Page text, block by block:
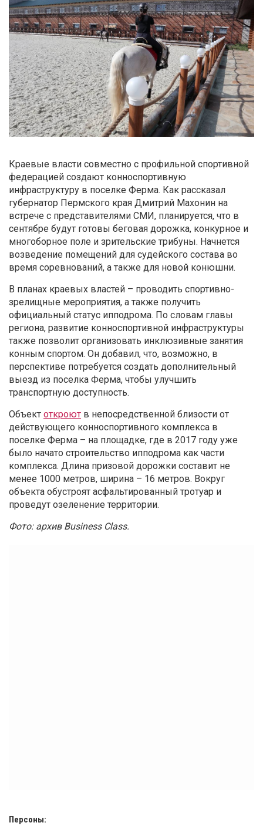
Краевые власти совместно с профильной спортивной
федерацией создают конноспортивную
инфраструктуру в поселке Ферма. Как рассказал
губернатор Пермского края Дмитрий Махонин на
встрече с представителями СМИ, планируется, что в
сентябре будут готовы беговая дорожка, конкурное и
многоборное поле и зрительские трибуны. Начнется
возведение помещений для судейского состава во
время соревнований, а также для новой конюшни.
В планах краевых властей – проводить спортивно-
зрелищные мероприятия, а также получить
официальный статус ипподрома. По словам главы
региона, развитие конноспортивной инфраструктуры
также позволит организовать инклюзивные занятия
конным спортом. Он добавил, что, возможно, в
перспективе потребуется создать дополнительный
выезд из поселка Ферма, чтобы улучшить
транспортную доступность.
Объект откроют в непосредственной близости от
действующего конноспортивного комплекса в
поселке Ферма – на площадке, где в 2017 году уже
было начато строительство ипподрома как части
комплекса. Длина призовой дорожки составит не
менее 1000 метров, ширина – 16 метров. Вокруг
объекта обустроят асфальтированный тротуар и
проведут озеленение территории.
Фото: архив Business Class.
Персоны: